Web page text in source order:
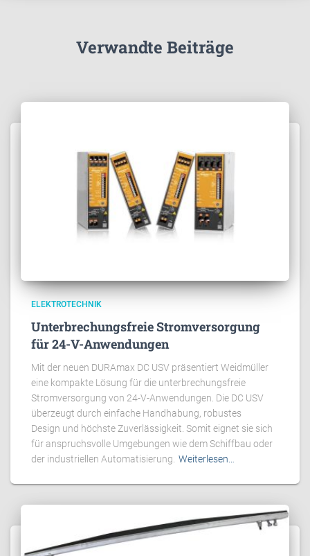
Verwandte Beiträge
ELEKTROTECHNIK
Unterbrechungsfreie Stromversorgung
für 24-V-Anwendungen
Mit der neuen DURAmax DC USV präsentiert Weidmüller
eine kompakte Lösung für die unterbrechungsfreie
Stromversorgung von 24-V-Anwendungen. Die DC USV
überzeugt durch einfache Handhabung, robustes
Design und höchste Zuverlässigkeit. Somit eignet sie sich
für anspruchsvolle Umgebungen wie dem Schiffbau oder
der industriellen Automatisierung. Weiterlesen…